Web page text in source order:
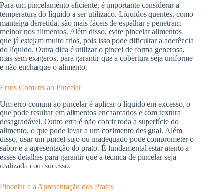
Para um pincelamento eficiente, é importante considerar a
temperatura do líquido a ser utilizado. Líquidos quentes, como
manteiga derretida, são mais fáceis de espalhar e penetram
melhor nos alimentos. Além disso, evite pincelar alimentos
que já estejam muito frios, pois isso pode dificultar a aderência
do líquido. Outra dica é utilizar o pincel de forma generosa,
mas sem exageros, para garantir que a cobertura seja uniforme
e não encharque o alimento.
Erros Comuns ao Pincelar
Um erro comum ao pincelar é aplicar o líquido em excesso, o
que pode resultar em alimentos encharcados e com textura
desagradável. Outro erro é não cobrir toda a superfície do
alimento, o que pode levar a um cozimento desigual. Além
disso, usar um pincel sujo ou inadequado pode comprometer o
sabor e a apresentação do prato. É fundamental estar atento a
esses detalhes para garantir que a técnica de pincelar seja
realizada com sucesso.
Pincelar e a Apresentação dos Pratos